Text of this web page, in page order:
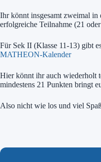
Ihr könnt insgesamt zweimal in
erfolgreiche Teilnahme (21
Für Sek II (Klasse 11-13) gibt
MATHEON-Kalender
Hier könnt ihr auch wiederholt
mindestens 21 Punkten bringt
Also nicht wie los und viel